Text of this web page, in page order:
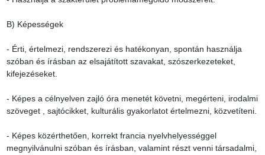
B) Képességek
- Érti, értelmezi, rendszerezi és hatékonyan, spontán használja
szóban és írásban az elsajátított szavakat, szószerkezeteket,
kifejezéseket.
- Képes a célnyelven zajló óra menetét követni, megérteni, irodalmi
szöveget , sajtócikket, kulturális gyakorlatot értelmezni, közvetíteni.
- Képes közérthetően, korrekt francia nyelvhelyességgel
megnyilvánulni szóban és írásban, valamint részt venni társadalmi,